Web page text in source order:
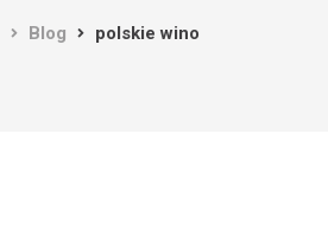
Blog polskie wino